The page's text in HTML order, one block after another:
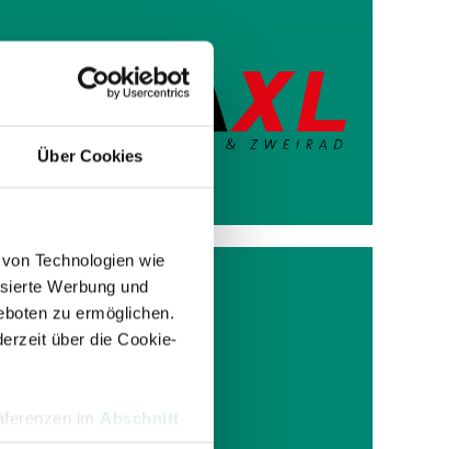
Über Cookies
Technologien wie
Werbung und
zu ermöglichen.
über die Cookie-
im Abschnitt